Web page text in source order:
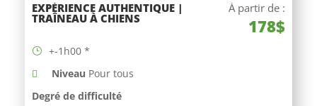
EXPÉRIENCE AUTHENTIQUE |
TRAÎNEAU À CHIENS
À partir de :
178$
+-1h00 *
Niveau Pour tous
Degré de difficulté